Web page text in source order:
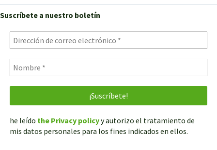
Suscríbete a nuestro boletín
he leído the Privacy policyy autorizo el tratamiento de
mis datos personales para los fines indicados en ellos.